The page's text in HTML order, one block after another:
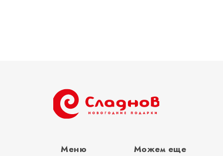
КОНТАКТЫ
Меню Можем еще